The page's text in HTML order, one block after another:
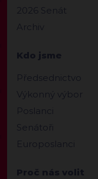
2026 Senát
Archiv
Kdo jsme
Předsednictvo
Výkonný výbor
Poslanci
Senátoři
Europoslanci
Proč nás volit